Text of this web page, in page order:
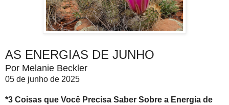
AS ENERGIAS DE JUNHO
Por Melanie Beckler
05 de junho de 2025
*3 Coisas que Você Precisa Saber Sobre a Energia de